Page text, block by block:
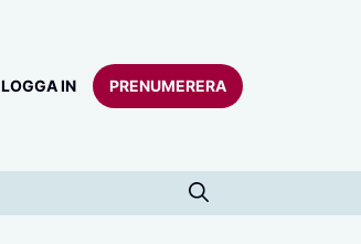
LOGGA IN PRENUMERERA